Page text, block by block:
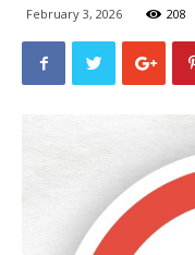
February 3, 2026 208